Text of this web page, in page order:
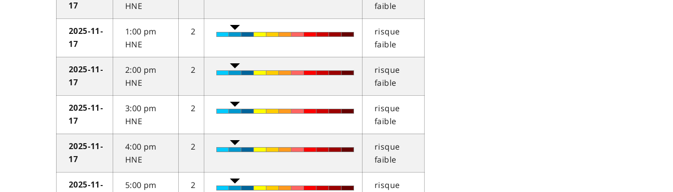
17
HNE
faible
2025-11-
17
1:00 pm
HNE
2
risque
faible
2025-11-
17
2:00 pm
HNE
2
risque
faible
2025-11-
17
3:00 pm
HNE
2
risque
faible
2025-11-
17
4:00 pm
HNE
2
risque
faible
2025-11-
5:00 pm
2
risque